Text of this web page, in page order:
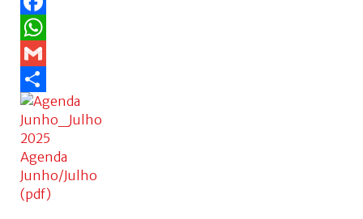
Facebook
WhatsApp
Gmail
Share
Agenda
Junho/Julho
(pdf)